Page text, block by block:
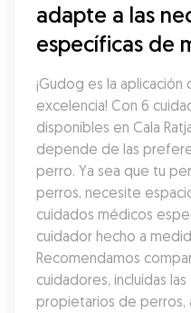
adapte a las
específicas de
¡Gudog es la
excelencia! Con 6
disponibles en Cala
depende de las
perro. Ya sea que tu
perros, necesite
cuidados médicos
cuidador hecho a
Recomendamos
cuidadores, incluidas
propietarios de perros,